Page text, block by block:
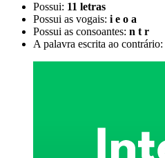
Possui: 11 letras
Possui as vogais: i e o a
Possui as consoantes: n t r
A palavra escrita ao contrário: